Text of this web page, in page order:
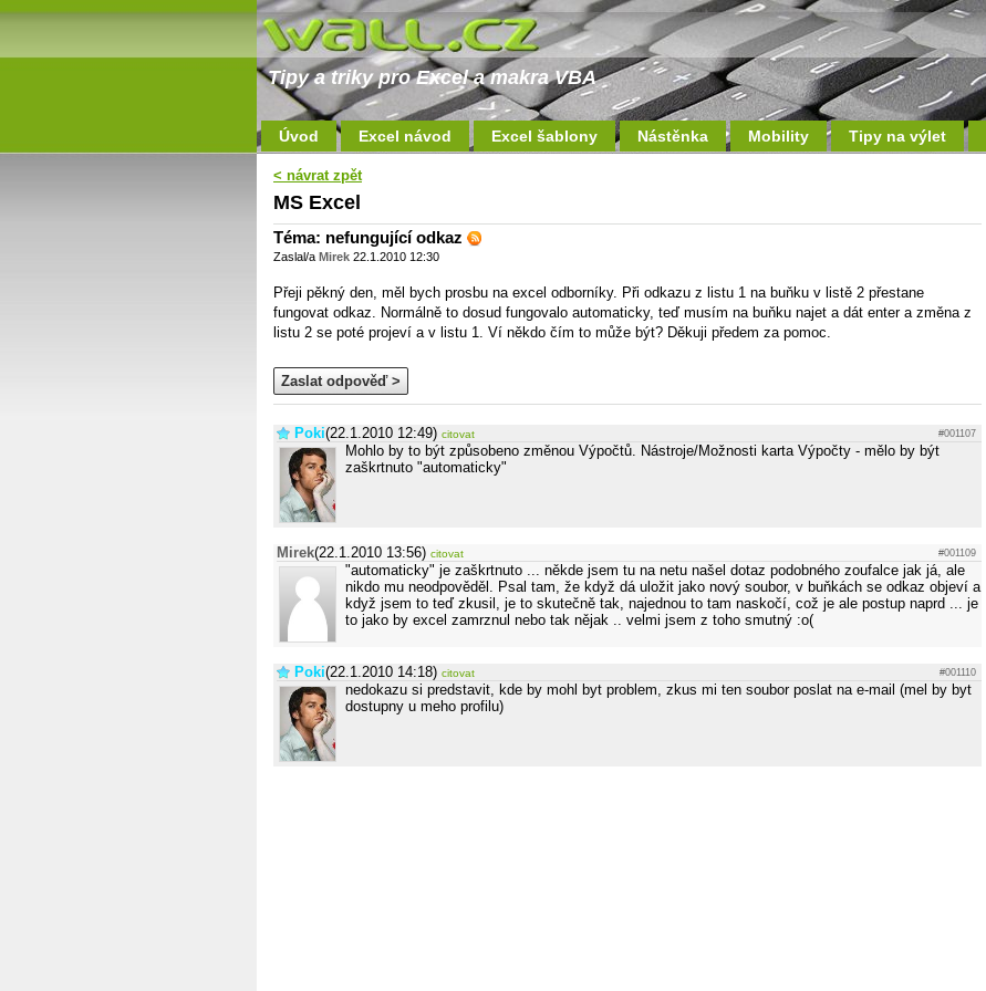
Tipy a triky pro Excel a makra VBA
Úvod Excel návod Excel šablony Nástěnka Mobility Tipy na výlet
< návrat zpět
MS Excel
Téma: nefungující odkaz
Zaslal/a Mirek 22.1.2010 12:30
Přeji pěkný den, měl bych prosbu na excel odborníky. Při odkazu z listu 1 na buňku v listě 2 přestane
fungovat odkaz. Normálně to dosud fungovalo automaticky, teď musím na buňku najet a dát enter a změna z
listu 2 se poté projeví a v listu 1. Ví někdo čím to může být? Děkuji předem za pomoc.
Zaslat odpověď >
Poki(22.1.2010 12:49) citovat #001107
Mohlo by to být způsobeno změnou Výpočtů. Nástroje/Možnosti karta Výpočty - mělo by být
zaškrtnuto "automaticky"
Mirek(22.1.2010 13:56) citovat #001109
"automaticky" je zaškrtnuto ... někde jsem tu na netu našel dotaz podobného zoufalce jak já, ale
nikdo mu neodpověděl. Psal tam, že když dá uložit jako nový soubor, v buňkách se odkaz objeví a
když jsem to teď zkusil, je to skutečně tak, najednou to tam naskočí, což je ale postup naprd ... je
to jako by excel zamrznul nebo tak nějak .. velmi jsem z toho smutný :o(
Poki(22.1.2010 14:18) citovat #001110
nedokazu si predstavit, kde by mohl byt problem, zkus mi ten soubor poslat na e-mail (mel by byt
dostupny u meho profilu)